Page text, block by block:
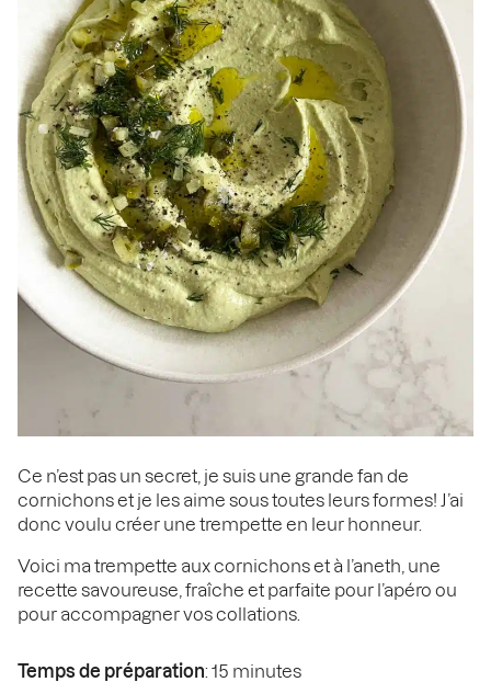
Ce n’est pas un secret, je suis une grande fan de
cornichons et je les aime sous toutes leurs formes! J’ai
donc voulu créer une trempette en leur honneur.
Voici ma trempette aux cornichons et à l’aneth, une
recette savoureuse, fraîche et parfaite pour l’apéro ou
pour accompagner vos collations.
Temps de préparation: 15 minutes